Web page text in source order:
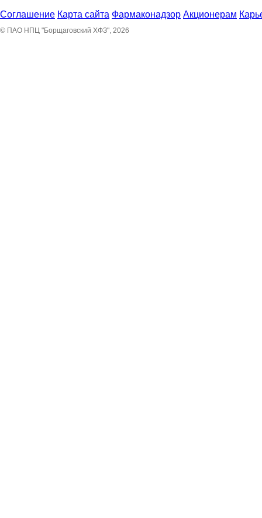
Соглашение Карта сайта Фармаконадзор Акционерам
© ПАО НПЦ "Борщаговский ХФЗ", 2026